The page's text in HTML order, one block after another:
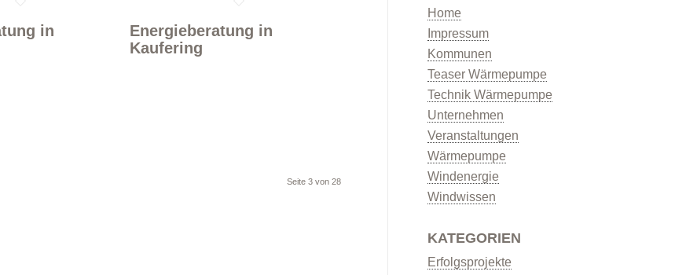
in
Energieberatung in
Kaufering
Seite 3 von 28
Home
Impressum
Kommunen
Teaser Wärmepumpe
Technik Wärmepumpe
Unternehmen
Veranstaltungen
Wärmepumpe
Windenergie
Windwissen
KATEGORIEN
Erfolgsprojekte